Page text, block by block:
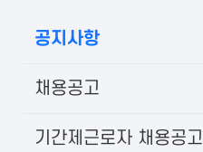
공지사항
채용공고
기간제근로자 채용공고